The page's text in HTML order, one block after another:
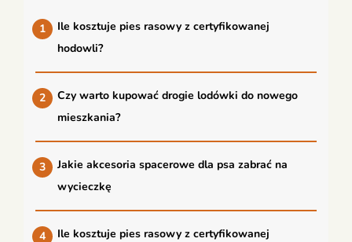
Ile kosztuje pies rasowy z certyfikowanej
hodowli?
Czy warto kupować drogie lodówki do nowego
mieszkania?
Jakie akcesoria spacerowe dla psa zabrać na
wycieczkę
Ile kosztuje pies rasowy z certyfikowanej